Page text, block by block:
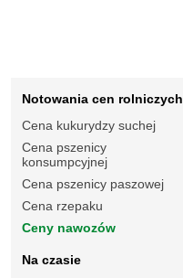
Notowania cen rolniczych
Cena kukurydzy suchej
Cena pszenicy
konsumpcyjnej
Cena pszenicy paszowej
Cena rzepaku
Ceny nawozów
Na czasie